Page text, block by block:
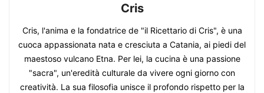
Cris
Cris, l'anima e la fondatrice de "il Ricettario di Cris", è una
cuoca appassionata nata e cresciuta a Catania, ai piedi del
maestoso vulcano Etna. Per lei, la cucina è una passione
"sacra", un'eredità culturale da vivere ogni giorno con
creatività. La sua filosofia unisce il profondo rispetto per la